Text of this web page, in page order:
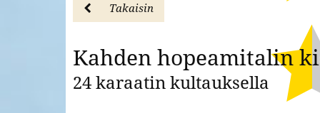
Moneta
–
Takaisin
Kahden hopeamitalin
24 karaatin kultauksella
rahojen
mitaleiden
asiantuntija